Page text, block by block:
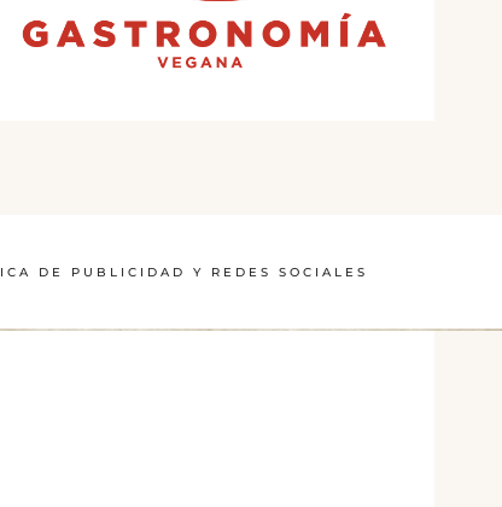
DE PUBLICIDAD Y REDES SOCIALES